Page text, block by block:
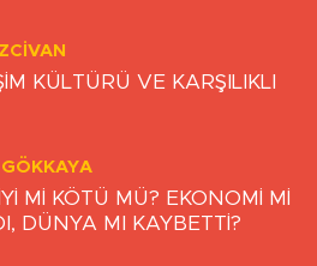
KÜLTÜRÜ VE KARŞILIKLI
Mİ KÖTÜ MÜ? EKONOMİ Mİ
DÜNYA MI KAYBETTİ?